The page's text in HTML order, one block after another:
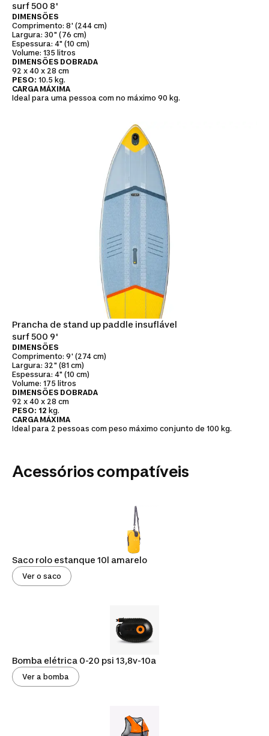
surf 500 8'
DIMENSÕES
Comprimento: 8' (244 cm)
Largura: 30" (76 cm)
Espessura: 4" (10 cm)
Volume: 135 litros
DIMENSÕES DOBRADA
92 x 40 x 28 cm
PESO: 10.5 kg.
CARGA MÁXIMA
Ideal para uma pessoa com no máximo 90 kg.
Prancha de stand up paddle insuflável
surf 500 9'
DIMENSÕES
Comprimento: 9' (274 cm)
Largura: 32" (81 cm)
Espessura: 4" (10 cm)
Volume: 175 litros
DIMENSÕES DOBRADA
92 x 40 x 28 cm
PESO: 12 kg.
CARGA MÁXIMA
Ideal para 2 pessoas com peso máximo conjunto de 100 kg.
Acessórios compatíveis
Saco rolo estanque 10l amarelo
Ver o saco
Bomba elétrica 0-20 psi 13,8v-10a
Ver a bomba